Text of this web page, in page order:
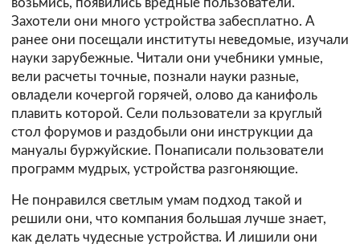
Захотели они много устройства забесплатно. А
ранее они посещали институты неведомые, изучали
науки зарубежные. Читали они учебники умные,
вели расчеты точные, познали науки разные,
овладели кочергой горячей, олово да канифоль
плавить которой. Сели пользователи за круглый
стол форумов и раздобыли они инструкции да
мануалы буржуйские. Понаписали пользователи
программ мудрых, устройства разгоняющие.
Не понравился светлым умам подход такой и
решили они, что компания большая лучше знает,
как делать чудесные устройства. И лишили они